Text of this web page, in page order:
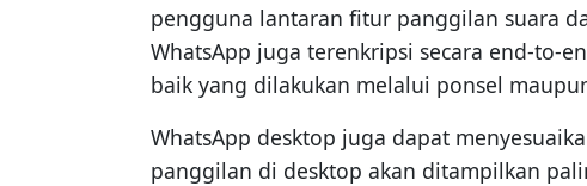
pengguna lantaran fitur panggilan suara
WhatsApp juga terenkripsi secara end-to-
baik yang dilakukan melalui ponsel
WhatsApp desktop juga dapat
panggilan di desktop akan ditampilkan